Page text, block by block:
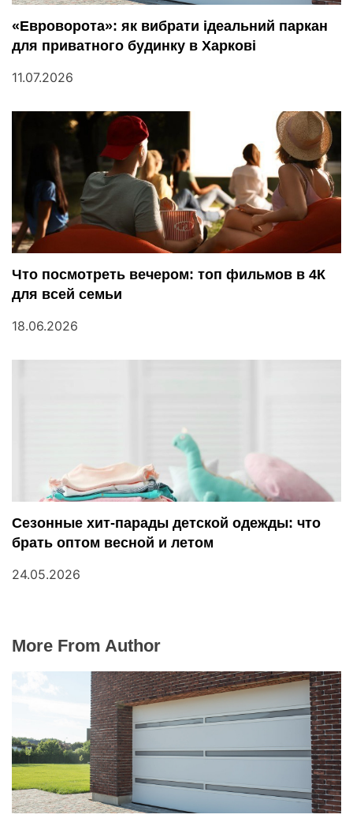
п
о
з
и
с
я
м
«Евроворота»: як вибрати ідеальний паркан
для приватного будинку в Харкові
11.07.2026
Что посмотреть вечером: топ фильмов в 4К
для всей семьи
18.06.2026
Сезонные хит-парады детской одежды: что
брать оптом весной и летом
24.05.2026
More From Author